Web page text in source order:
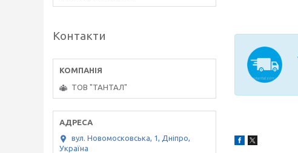
Контакти
ТОВ "ТАНТАЛ"
вул. Новомосковська, 1, Дніпро,
Україна